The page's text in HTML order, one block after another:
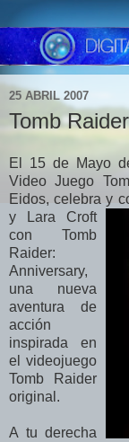
25 ABRIL 2007
Tomb
El 15 de Mayo
Video Juego
Eidos, celebra y
y Lara Croft
con Tomb
Raider:
Anniversary,
una nueva
aventura de
acción
inspirada en
el videojuego
Tomb Raider
original.
A tu derecha